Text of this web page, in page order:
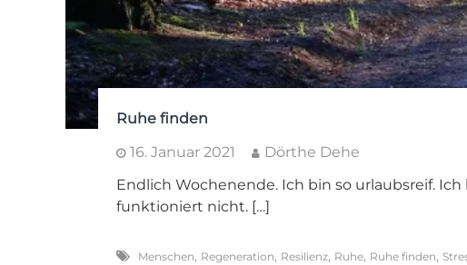
Ruhe finden
16. Januar 2021
Dörthe Dehe
Endlich Wochenende. Ich bin so urlaubsreif.
funktioniert nicht. […]
Menschen, Regeneration, Resilienz, Ruhe, Ruhe finden,